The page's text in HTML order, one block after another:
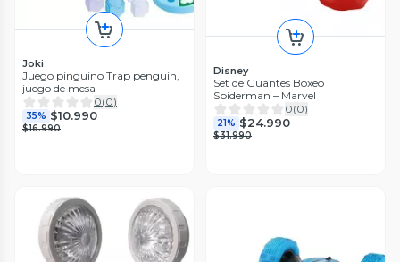
Joki
Juego pinguino Trap penguin,
juego de mesa
0(0)
35% $10.990
$16.990
Disney
Set de Guantes Boxeo
Spiderman – Marvel
0(0)
21% $24.990
$31.990